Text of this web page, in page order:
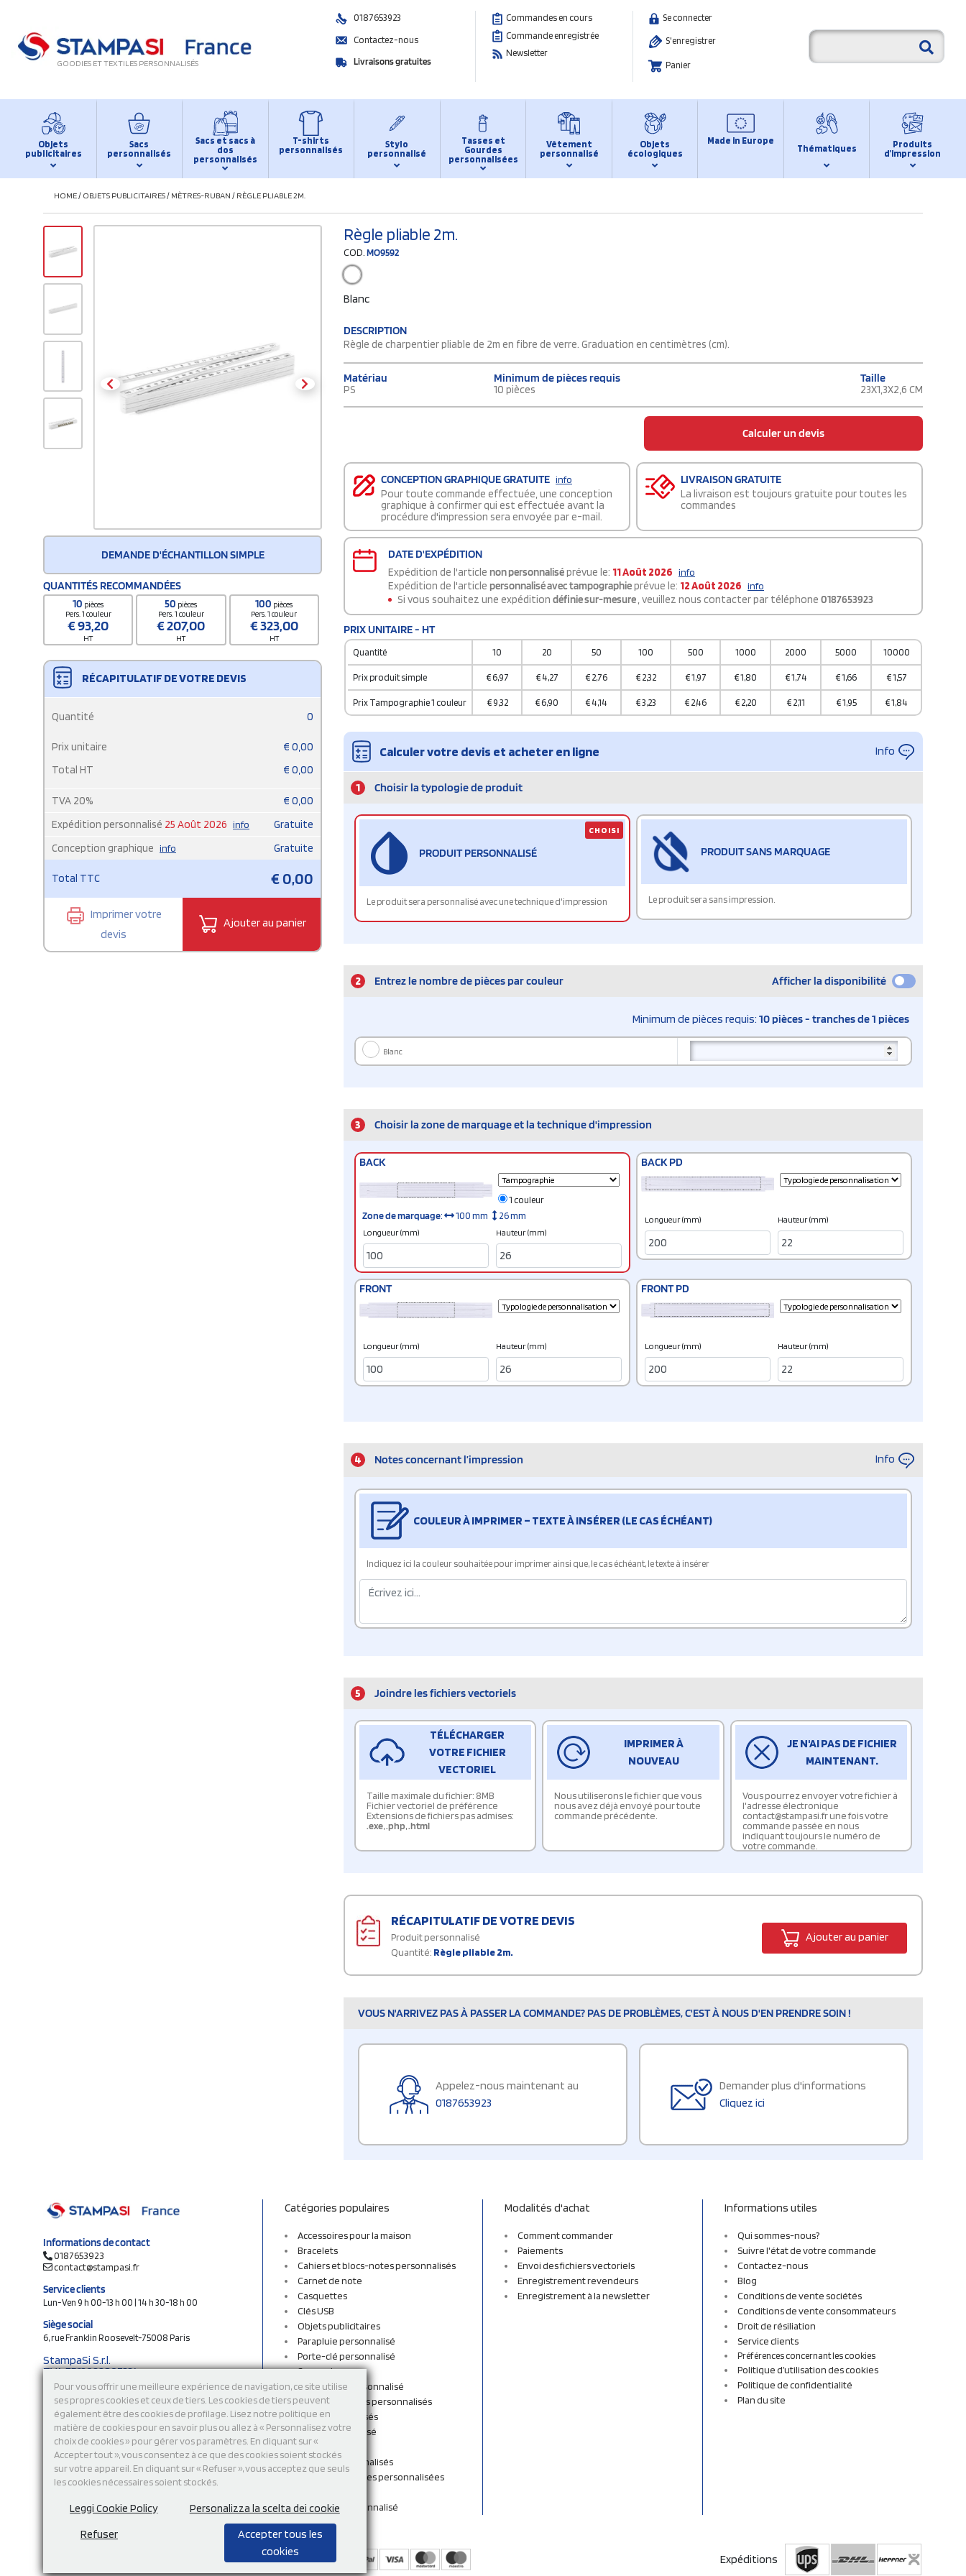
Pour vous offrir une meilleure expérience de navigation, ce site utilise
ses propres cookies et ceux de tiers. Les cookies de tiers peuvent
également être des cookies de profilage. Lisez notre politique en
matière de cookies pour en savoir plus ou allez à « Personnalisez votre
choix de cookies » pour gérer vos paramètres. En cliquant sur «
Accepter tout », vous consentez à ce que des cookies soient stockés
sur votre appareil. En cliquant sur « Refuser », vous acceptez que seuls
les cookies nécessaires soient stockés.
Leggi Cookie Policy Personalizza la scelta dei cookie
Refuser
Accepter tous les
cookies
GOODIES ET TEXTILES PERSONNALISÉS
0187653923
Contactez-nous
Livraisons gratuites
Commandes en cours
Commande enregistrée
Newsletter
Se connecter
S'enregistrer
Panier
Objets
publicitaires
Sacs
personnalisés
Sacs et sacs à
dos
personnalisés
T-shirts
personnalisés
Stylo
personnalisé
Tasses et
Gourdes
personnalisées
Vêtement
personnalisé
Objets
écologiques
Made in Europe
Thématiques
Produits
d’impression
HOME/ OBJETS PUBLICITAIRES/ MÈTRES-RUBAN / RÈGLE PLIABLE 2M.
DEMANDE D'ÉCHANTILLON SIMPLE
QUANTITÉS RECOMMANDÉES
10 pièces
Pers. 1 couleur
€93,20
HT
50 pièces
Pers. 1 couleur
€207,00
HT
100 pièces
Pers. 1 couleur
€323,00
HT
RÉCAPITULATIF DE VOTRE DEVIS
Quantité 0
Prix unitaire € 0,00
Total HT
€ 0,00
TVA 20% € 0,00
Expédition personnalisé 25 Août 2026 info
Gratuite
Conception graphique info Gratuite
Total TTC €0,00
Imprimer votre
devis
Ajouter au panier
Règle pliable 2m.
COD.MO9592
Blanc
DESCRIPTION
Règle de charpentier pliable de 2m en fibre de verre. Graduation en centimètres (cm).
Matériau
PS
Minimum de pièces requis
10 pièces
Taille
23X1,3X2,6 CM
Calculer un devis
CONCEPTION GRAPHIQUE GRATUITE info
Pour toute commande effectuée, une conception
graphique à confirmer qui est effectuée avant la
procédure d'impression sera envoyée par e-mail.
LIVRAISON GRATUITE
La livraison est toujours gratuite pour toutes les
commandes
DATE D'EXPÉDITION
Expédition de l'article non personnaliséprévue le: 11 Août 2026 info
Expédition de l'article personnalisé avec tampographieprévue le: 12 Août 2026 info
Si vous souhaitez une expédition définie sur-mesure, veuillez nous contacter par téléphone 0187653923
PRIX UNITAIRE - HT
Quantité 10 20 50 100 500 1000 2000 5000 10000
Prix produit simple €6,97 € 4,27 € 2,76 € 2,32 €1,97 €1,80 €1,74 €1,66 €1,57
Prix Tampographie 1 couleur € 9,32 €6,90 € 4,14 €3,23 € 2,46 € 2,20 € 2,11 €1,95 €1,84
Calculer votre devis et acheter en ligne Info
1 Choisir la typologie de produit
PRODUIT PERSONNALISÉ
Le produit sera personnalisé avec une technique d'impression
CHOISI
PRODUIT SANS MARQUAGE
Le produit sera sans impression.
2 Entrez le nombre de pièces par couleur Afficher la disponibilité
Minimum de pièces requis: 10 pièces - tranches de 1 pièces
Blanc
3 Choisir la zone de marquage et la technique d'impression
BACK
1 couleur
Zone de marquage: 100 mm 26 mm
Longueur (mm) Hauteur (mm)
BACK PD
Longueur (mm) Hauteur (mm)
FRONT
Longueur (mm) Hauteur (mm)
FRONT PD
Longueur (mm) Hauteur (mm)
4 Notes concernant l’impression Info
COULEUR À IMPRIMER – TEXTE À INSÉRER (LE CAS ÉCHÉANT)
Indiquez ici la couleur souhaitée pour imprimer ainsi que, le cas échéant, le texte à insérer
5 Joindre les fichiers vectoriels
TÉLÉCHARGER
VOTRE FICHIER
VECTORIEL
Taille maximale du fichier: 8MB
Fichier vectoriel de préférence
Extensions de fichiers pas admises:
.exe,.php,.html
IMPRIMER À
NOUVEAU
Nous utiliserons le fichier que vous
nous avez déjà envoyé pour toute
commande précédente.
JE N'AI PAS DE FICHIER
MAINTENANT.
Vous pourrez envoyer votre fichier à
l'adresse électronique
contact@stampasi.fr une fois votre
commande passée en nous
indiquant toujours le numéro de
votre commande.
RÉCAPITULATIF DE VOTRE DEVIS
Produit personnalisé
Quantité: Règle pliable 2m.
Ajouter au panier
VOUS N'ARRIVEZ PAS À PASSER LA COMMANDE? PAS DE PROBLÈMES, C'EST À NOUS D'EN PRENDRE SOIN !
Appelez-nous maintenant au
0187653923
Demander plus d'informations
Cliquez ici
Informations de contact
0187653923
contact@stampasi.fr
Service clients
Lun-Ven 9 h 00-13 h 00 | 14 h 30-18 h 00
Siège social
6, rue Franklin Roosevelt-75008 Paris
StampaSi S.r.l.
TVA FR13922807334
N° Rea MI-2110632
Capital social € 250.000 i.v.
Découvrez notre catalogue en ligne
Catégories populaires
Accessoires pour la maison
Bracelets
Cahiers et blocs-notes personnalisés
Carnet de note
Casquettes
Clés USB
Objets publicitaires
Parapluie personnalisé
Porte-clé personnalisé
Sac cordon
Sac en tissu personnalisé
Sacs et sacs à dos personnalisés
Sacs personnalisés
Stylo personnalisé
Sweatshirts
T-shirts personnalisés
Tasses et Gourdes personnalisées
Vêtement personnalisé
Modalités d'achat
Comment commander
Paiements
Envoi des fichiers vectoriels
Enregistrement revendeurs
Enregistrement à la newsletter
Informations utiles
Qui sommes-nous?
Suivre l'état de votre commande
Contactez-nous
Blog
Conditions de vente sociétés
Conditions de vente consommateurs
Droit de résiliation
Service clients
Préférences concernant les cookies
Politique d’utilisation des cookies
Politique de confidentialité
Plan du site
Modalité depaiement Expéditions